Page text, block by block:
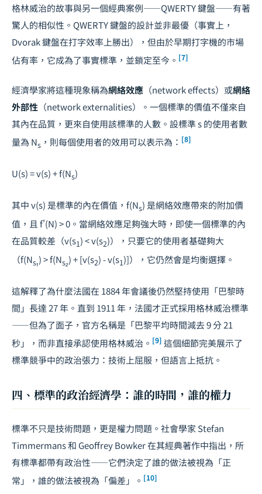
格林威治的故事與另一個經典案例——QWERTY 鍵盤——有著
驚人的相似性。QWERTY 鍵盤的設計並非最優（事實上，
Dvorak 鍵盤在打字效率上勝出），但由於早期打字機的市場
佔有率，它成為了事實標準，並鎖定至今。 [7]
經濟學家將這種現象稱為網絡效應 （network effects）或網絡
外部性 （network externalities）。一個標準的價值不僅來自
其內在品質，更來自使用該標準的人數。設標準s的使用者數
量為 Ns ，則每個使用者的效用可以表示為： [8]
U(s) = v(s) + f(Ns)
其中v(s)是標準的內在價值， f(Ns)是網絡效應帶來的附加價
值，且 f'(N) > 0 。當網絡效應足夠強大時，即使一個標準的內
在品質較差（v(s1) < v(s2)），只要它的使用者基礎夠大
（f(Ns₁) > f(Ns₂) + [v(s2) - v(s1)]），它仍然會是均衡選擇。
這解釋了為什麼法國在 1884 年會議後仍然堅持使用「巴黎時
間」長達 27 年。直到 1911 年，法國才正式採用格林威治標準
——但為了面子，官方名稱是「巴黎平均時間減去 9 分 21
秒」，而非直接承認使用格林威治。 [9] 這個細節完美展示了
標準競爭中的政治張力：技術上屈服，但語言上抵抗。
四、標準的政治經濟學：誰的時間，誰的權力
標準不只是技術問題，更是權力問題。社會學家 Stefan
Timmermans 和 Geoffrey Bowker 在其經典著作中指出，所
有標準都帶有政治性——它們決定了誰的做法被視為「正
常」，誰的做法被視為「偏差」。 [10]